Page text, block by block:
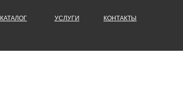
КОНТАКТЫ
УСЛУГИ
КАТАЛОГ